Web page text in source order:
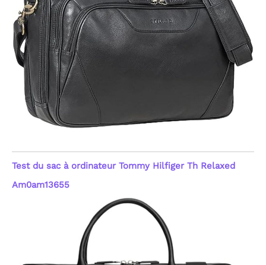
Test du sac à ordinateur Tommy Hilfiger Th Relaxed
Am0am13655